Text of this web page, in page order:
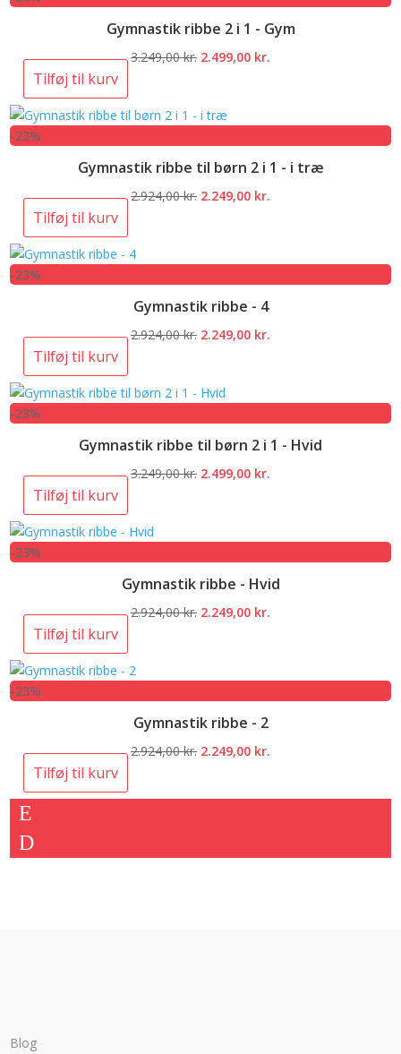
Gymnastik ribbe 2 i 1 - Gym
3.249,00kr. Den
var:
2.499,00 kr.
Tilføj til kurv
-23%
Gymnastik ribbe til børn 2 i 1 - i træ
2.924,00kr. Den
2.249,00 kr.
Tilføj til kurv
-23%
Gymnastik ribbe - 4
2.924,00kr. Den
var:
2.249,00 kr.
Tilføj til kurv
-23%
Gymnastik ribbe til børn 2 i 1 - Hvid
3.249,00kr. Den
2.499,00 kr.
Tilføj til kurv
-23%
Gymnastik ribbe - Hvid
2.924,00kr. Den
2.249,00 kr.
Tilføj til kurv
-23%
Gymnastik ribbe - 2
2.924,00kr. Den
2.249,00 kr.
Tilføj til kurv
Blog